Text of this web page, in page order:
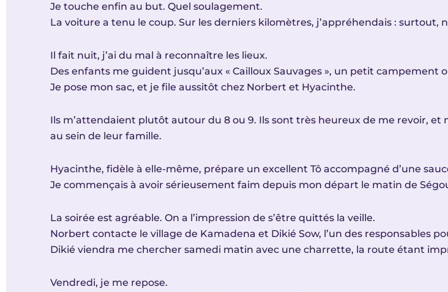
Je touche enfin au but. Quel soulagement.
La voiture a tenu le coup. Sur les derniers kilomètres, j’appréhendais : surtout,
Il fait nuit, j’ai du mal à reconnaître les lieux.
Des enfants me guident jusqu’aux « Cailloux Sauvages », un petit campement
Je pose mon sac, et je file aussitôt chez Norbert et Hyacinthe.
Ils m’attendaient plutôt autour du 8 ou 9. Ils sont très heureux de me revoir,
au sein de leur famille.
Hyacinthe, fidèle à elle-même, prépare un excellent Tô accompagné d’une
Je commençais à avoir sérieusement faim depuis mon départ le matin de
La soirée est agréable. On a l’impression de s’être quittés la veille.
Norbert contacte le village de Kamadena et Dikié Sow, l’un des responsables
Dikié viendra me chercher samedi matin avec une charrette, la route étant
Vendredi, je me repose.